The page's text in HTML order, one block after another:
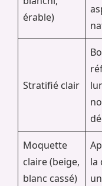
érable)
Stratifié clair
Moquette
claire (beige,
blanc cassé)
la